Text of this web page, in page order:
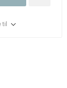
til